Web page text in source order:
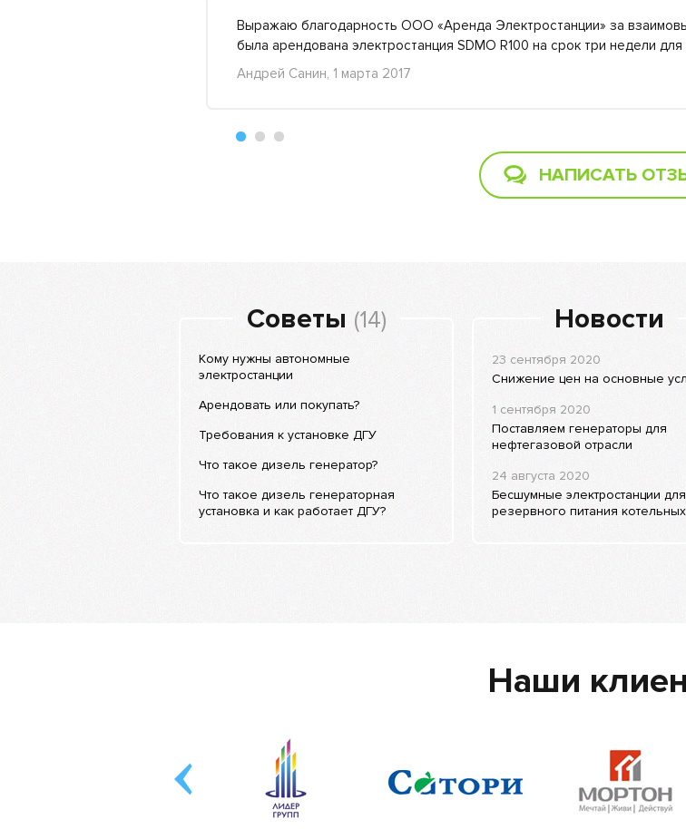
Выражаю благодарность ООО «Аренда Электростанции» за
была арендована электростанция SDMO R100 на срок три недели
Андрей Санин, 1 марта 2017
НАПИСАТЬ
Советы (14)
Кому нужны автономные
электростанции
Арендовать или покупать?
Требования к установке ДГУ
Что такое дизель генератор?
Что такое дизель генераторная
установка и как работает ДГУ?
Новости
23 сентября 2020
Снижение цен на основные
1 сентября 2020
Поставляем генераторы для
нефтегазовой отрасли
24 августа 2020
Бесшумные электростанции для
резервного питания котельных
Наши